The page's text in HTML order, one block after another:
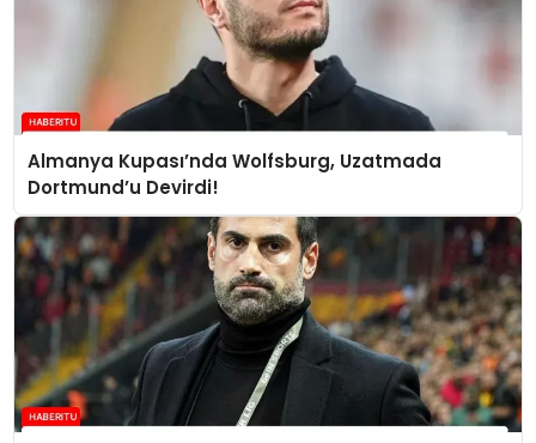
Almanya Kupası’nda Wolfsburg, Uzatmada
Dortmund’u Devirdi!